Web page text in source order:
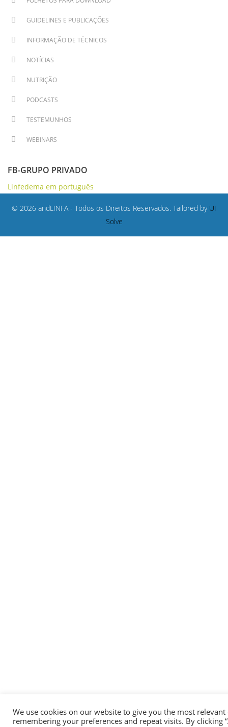
GUIDELINES E PUBLICAÇÕES
INFORMAÇÃO DE TÉCNICOS
NOTÍCIAS
NUTRIÇÃO
PODCASTS
TESTEMUNHOS
WEBINARS
FB-GRUPO PRIVADO
Linfedema em português
© 2026 andLINFA - Todos os Direitos Reservados. Tailored by UI
Solve
We use cookies on our website to give you the most relevant
remembering your preferences and repeat visits. By clicking